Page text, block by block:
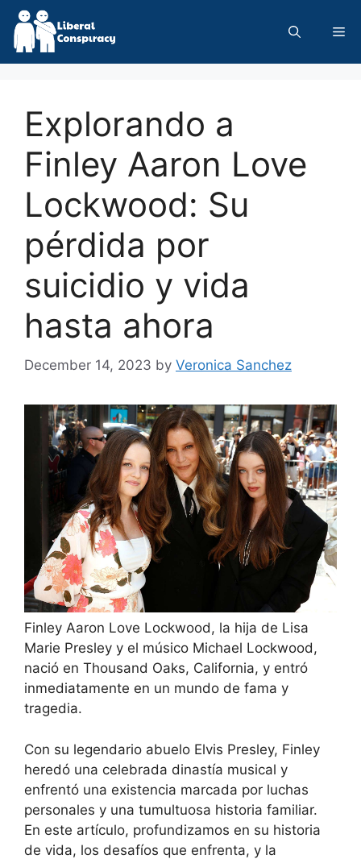
Skip
content
Explorando a
Finley Aaron Love
Lockwood: Su
pérdida por
suicidio y vida
hasta ahora
December 14, 2023 by Veronica Sanchez
Finley Aaron Love Lockwood, la hija de Lisa
Marie Presley y el músico Michael Lockwood,
nació en Thousand Oaks, California, y entró
inmediatamente en un mundo de fama y
tragedia.
Con su legendario abuelo Elvis Presley, Finley
heredó una celebrada dinastía musical y
enfrentó una existencia marcada por luchas
personales y una tumultuosa historia familiar.
En este artículo, profundizamos en su historia
de vida, los desafíos que enfrenta, y la